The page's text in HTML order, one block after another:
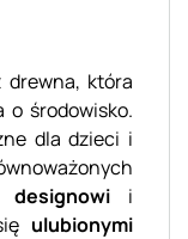
drewna, która
o środowisko.
dla dzieci i
designowi i
ulubionymi